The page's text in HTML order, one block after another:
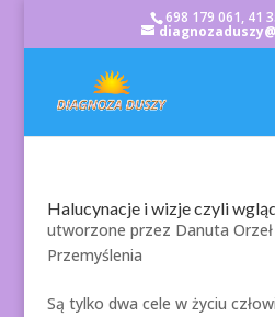
698 179 061, 41
Halucynacje i wizje czyli
utworzone przez Danuta Orzeł
Przemyślenia
Są tylko dwa cele w życiu